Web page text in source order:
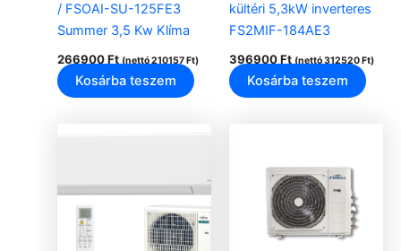
/ FSOAI-SU-125FE3
Summer 3,5 Kw Klíma
266900Ft (nettó210157Ft)
Kosárba teszem
kültéri 5,3kW inverteres
FS2MIF-184AE3
396900Ft (nettó312520Ft)
Kosárba teszem